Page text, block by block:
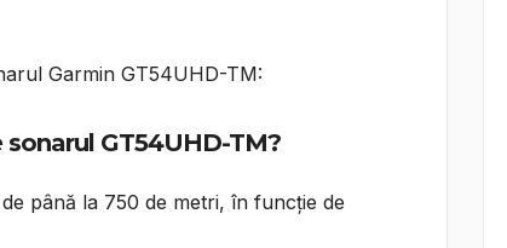
Garmin GT54UHD-TM:
GT54UHD-TM?
până la 750 de metri, în funcție de